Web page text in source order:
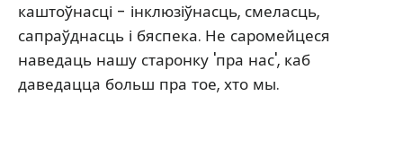
каштоўнасці - інклюзіўнасць, смеласць,
сапраўднасць і бяспека. Не саромейцеся
наведаць нашу старонку 'пра нас', каб
даведацца больш пра тое, хто мы.